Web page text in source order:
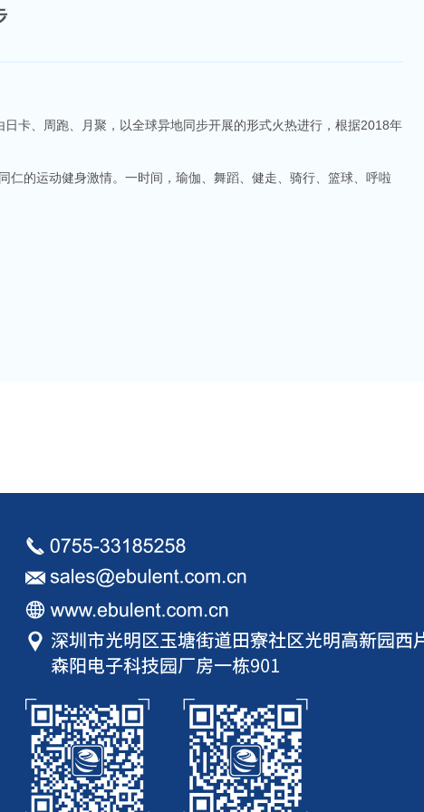
卡、周跑、月聚，以全球异地同步开展的形式火热进行，根据2018年
仁的运动健身激情。一时间，瑜伽、舞蹈、健走、骑行、篮球、呼啦